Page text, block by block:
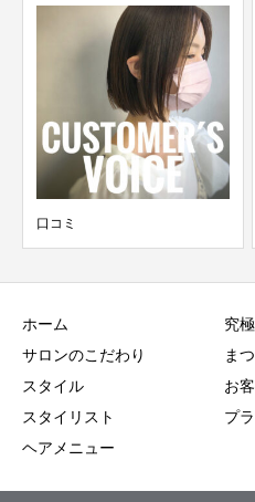
口コミ
ホーム
サロンのこだわり
スタイル
スタイリスト
ヘアメニュー
究
ま
お
プ